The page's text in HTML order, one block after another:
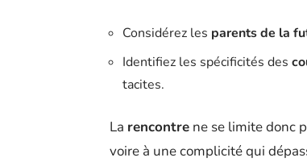
Considérez les parents de la
Identifiez les spécificités des
tacites.
La rencontre ne se limite donc
voire à une complicité qui